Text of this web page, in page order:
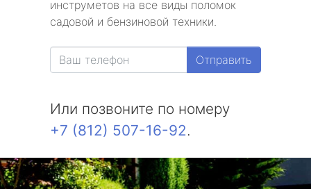
инструметов на все виды поломок
садовой и бензиновой техники.
Отправить
Или позвоните по номеру
+7 (812) 507-16-92.